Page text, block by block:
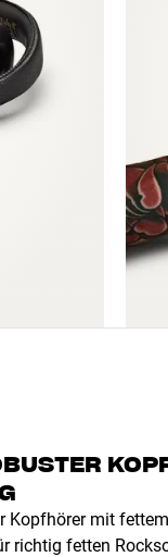
Kopfhörer mit
richtig fetten